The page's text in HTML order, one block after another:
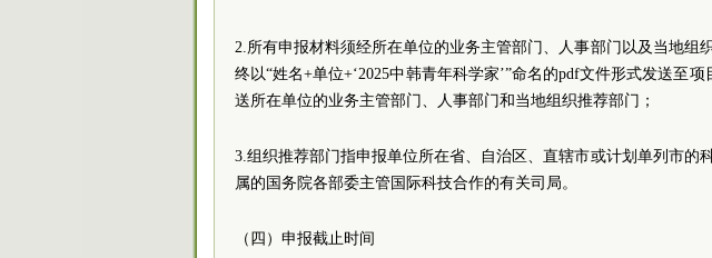
2.所有申报材料须经所在单位的业务主管部门、人事部门以及当地组
终以“姓名+单位+‘2025中韩青年科学家’”命名的pdf文件形式发送至项
送所在单位的业务主管部门、人事部门和当地组织推荐部门；
3.组织推荐部门指申报单位所在省、自治区、直辖市或计划单列市的
属的国务院各部委主管国际科技合作的有关司局。
（四）申报截止时间